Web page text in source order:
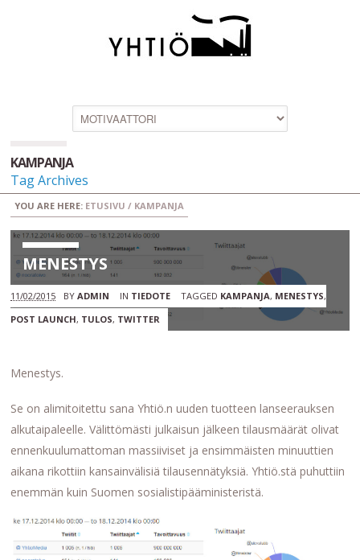
KAMPANJA
Tag Archives
YOU ARE HERE: ETUSIVU / KAMPANJA
MENESTYS
11/02/2015 BYADMIN IN TIEDOTE TAGGED KAMPANJA, MENESTYS,
POST LAUNCH, TULOS, TWITTER
Menestys.
Se on alimitoitettu sana Yhtiö.n uuden tuotteen lanseerauksen
alkutaipaleelle. Välittömästi julkaisun jälkeen tilausmäärät olivat
ennenkuulumattoman massiiviset ja ensimmäisten minuuttien
aikana rikottiin kansainvälisiä tilausennätyksiä. Yhtiö.stä puhuttiin
enemmän kuin Suomen sosialistipääministeristä.